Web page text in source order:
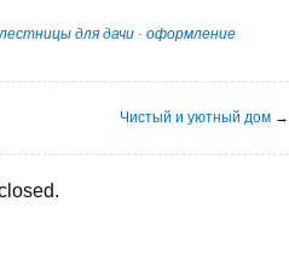
лестницы для дачи · оформление
Чистый и уютный дом →